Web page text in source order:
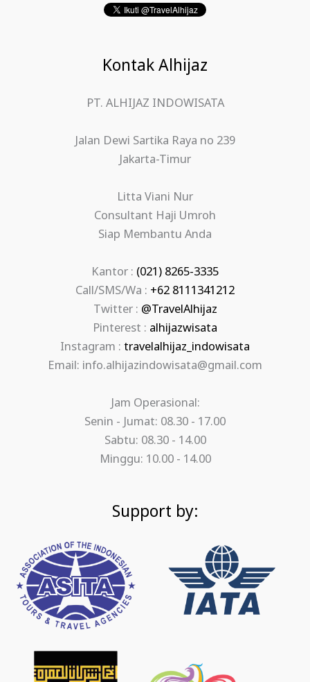
Kontak Alhijaz
PT. ALHIJAZ INDOWISATA
Jalan Dewi Sartika Raya no 239
Jakarta-Timur
Litta Viani Nur
Consultant Haji Umroh
Siap Membantu Anda
Kantor : (021) 8265-3335
Call/SMS/Wa : +62 8111341212
Twitter : @TravelAlhijaz
Pinterest : alhijazwisata
Instagram : travelalhijaz_indowisata
Email: info.alhijazindowisata@gmail.com
Jam Operasional:
Senin - Jumat: 08.30 - 17.00
Sabtu: 08.30 - 14.00
Minggu: 10.00 - 14.00
Support by: